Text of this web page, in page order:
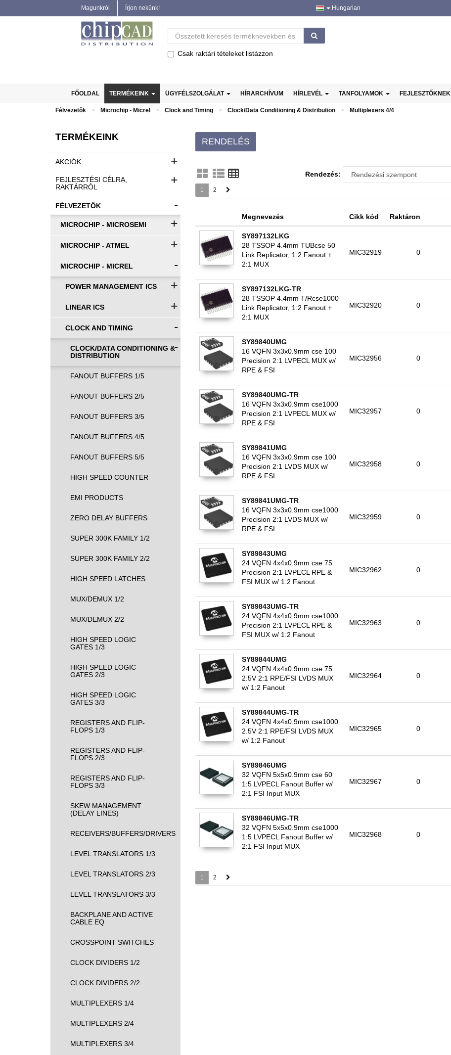
Magunkról Írjon nekünk! Hungarian
Csak raktári tételeket listázzon
FŐOLDAL TERMÉKEINK ÜGYFÉLSZOLGÁLAT HÍRARCHÍVUM HÍRLEVÉL TANFOLYAMOK FEJLESZTŐKNEK
Félvezetők Microchip - Micrel Clock and Timing Clock/Data Conditioning & Distribution Multiplexers 4/4
TERMÉKEINK
AKCIÓK +
FEJLESZTÉSI CÉLRA,
RAKTÁRRÓL
+
FÉLVEZETŐK -
MICROCHIP - MICROSEMI +
MICROCHIP - ATMEL +
MICROCHIP - MICREL -
POWER MANAGEMENT ICS +
LINEAR ICS +
CLOCK AND TIMING -
CLOCK/DATA CONDITIONING &
DISTRIBUTION
-
FANOUT BUFFERS 1/5
FANOUT BUFFERS 2/5
FANOUT BUFFERS 3/5
FANOUT BUFFERS 4/5
FANOUT BUFFERS 5/5
HIGH SPEED COUNTER
EMI PRODUCTS
ZERO DELAY BUFFERS
SUPER 300K FAMILY 1/2
SUPER 300K FAMILY 2/2
HIGH SPEED LATCHES
MUX/DEMUX 1/2
MUX/DEMUX 2/2
HIGH SPEED LOGIC
GATES 1/3
HIGH SPEED LOGIC
GATES 2/3
HIGH SPEED LOGIC
GATES 3/3
REGISTERS AND FLIP-
FLOPS 1/3
REGISTERS AND FLIP-
FLOPS 2/3
REGISTERS AND FLIP-
FLOPS 3/3
SKEW MANAGEMENT
(DELAY LINES)
RECEIVERS/BUFFERS/DRIVERS
LEVEL TRANSLATORS 1/3
LEVEL TRANSLATORS 2/3
LEVEL TRANSLATORS 3/3
BACKPLANE AND ACTIVE
CABLE EQ
CROSSPOINT SWITCHES
CLOCK DIVIDERS 1/2
CLOCK DIVIDERS 2/2
MULTIPLEXERS 1/4
MULTIPLEXERS 2/4
MULTIPLEXERS 3/4
RENDELÉS
Rendezés:
1 2
Megnevezés Cikk kód Raktáron
SY897132LKG
28 TSSOP 4.4mm TUBcse 50
Link Replicator, 1:2 Fanout +
2:1 MUX
MIC32919 0
SY897132LKG-TR
28 TSSOP 4.4mm T/Rcse1000
Link Replicator, 1:2 Fanout +
2:1 MUX
MIC32920 0
SY89840UMG
16 VQFN 3x3x0.9mm cse 100
Precision 2:1 LVPECL MUX w/
RPE & FSI
MIC32956 0
SY89840UMG-TR
16 VQFN 3x3x0.9mm cse1000
Precision 2:1 LVPECL MUX w/
RPE & FSI
MIC32957 0
SY89841UMG
16 VQFN 3x3x0.9mm cse 100
Precision 2:1 LVDS MUX w/
RPE & FSI
MIC32958 0
SY89841UMG-TR
16 VQFN 3x3x0.9mm cse1000
Precision 2:1 LVDS MUX w/
RPE & FSI
MIC32959 0
SY89843UMG
24 VQFN 4x4x0.9mm cse 75
Precision 2:1 LVPECL RPE &
FSI MUX w/ 1:2 Fanout
MIC32962 0
SY89843UMG-TR
24 VQFN 4x4x0.9mm cse1000
Precision 2:1 LVPECL RPE &
FSI MUX w/ 1:2 Fanout
MIC32963 0
SY89844UMG
24 VQFN 4x4x0.9mm cse 75
2.5V 2:1 RPE/FSI LVDS MUX
w/ 1:2 Fanout
MIC32964 0
SY89844UMG-TR
24 VQFN 4x4x0.9mm cse1000
2.5V 2:1 RPE/FSI LVDS MUX
w/ 1:2 Fanout
MIC32965 0
SY89846UMG
32 VQFN 5x5x0.9mm cse 60
1:5 LVPECL Fanout Buffer w/
2:1 FSI Input MUX
MIC32967 0
SY89846UMG-TR
32 VQFN 5x5x0.9mm cse1000
1:5 LVPECL Fanout Buffer w/
2:1 FSI Input MUX
MIC32968 0
1 2